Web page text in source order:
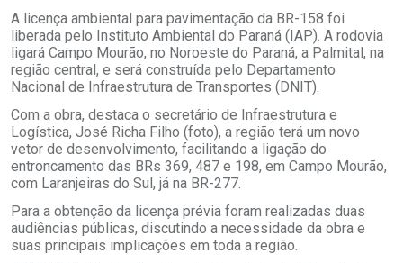
A licença ambiental para pavimentação da BR-158 foi
liberada pelo Instituto Ambiental do Paraná (IAP). A rodovia
ligará Campo Mourão, no Noroeste do Paraná, a Palmital, na
região central, e será construída pelo Departamento
Nacional de Infraestrutura de Transportes (DNIT).
Com a obra, destaca o secretário de Infraestrutura e
Logística, José Richa Filho (foto), a região terá um novo
vetor de desenvolvimento, facilitando a ligação do
entroncamento das BRs 369, 487 e 198, em Campo Mourão,
com Laranjeiras do Sul, já na BR-277.
Para a obtenção da licença prévia foram realizadas duas
audiências públicas, discutindo a necessidade da obra e
suas principais implicações em toda a região.